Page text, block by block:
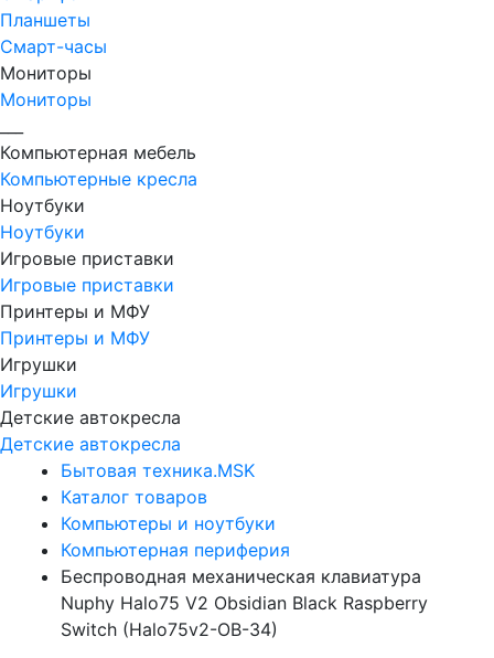
Планшеты
Смарт-часы
Мониторы
Мониторы
Компьютерная мебель
Компьютерные кресла
Ноутбуки
Ноутбуки
Игровые приставки
Игровые приставки
Принтеры и МФУ
Принтеры и МФУ
Игрушки
Игрушки
Детские автокресла
Детские автокресла
Бытовая техника.MSK
Каталог товаров
Компьютеры и ноутбуки
Компьютерная периферия
Беспроводная механическая клавиатура
Nuphy Halo75 V2 Obsidian Black Raspberry
Switch (Halo75v2-OB-34)